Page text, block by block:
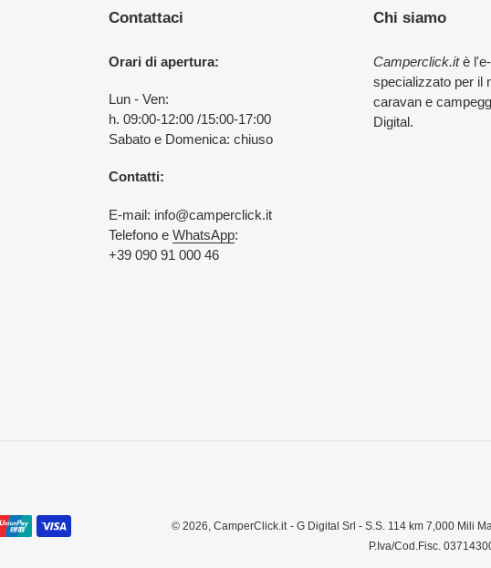
Contattaci
Orari di apertura:
Lun - Ven:
h. 09:00-12:00 /15:00-17:00
Sabato e Domenica: chiuso
Contatti:
E-mail: info@camperclick.it
Telefono e WhatsApp:
+39 090 91 000 46
Chi siamo
Camperclick.itè
specializzato per il
caravan e
Digital.
© 2026, CamperClick.it - G Digital Srl - S.S. 114 km 7,000 Mili
P.Iva/Cod.Fisc.